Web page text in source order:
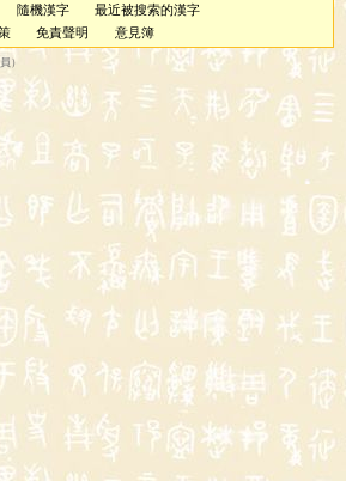
隨機漢字
最近被搜索的漢字
免責聲明 意見簿
）